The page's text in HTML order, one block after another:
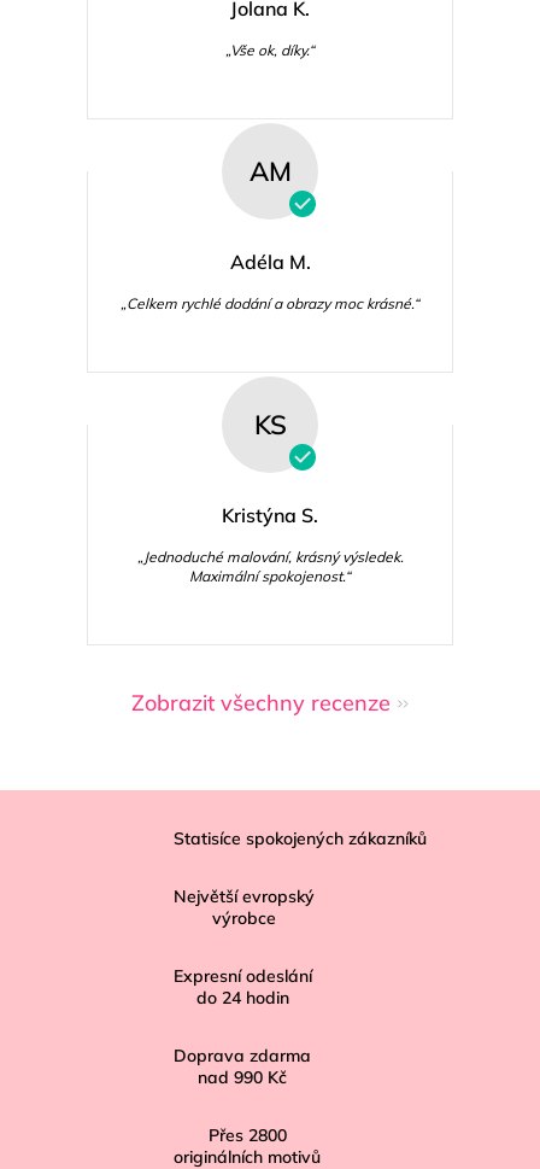
Jolana K.
„Vše ok, díky.“
AM
Adéla M.
„Celkem rychlé dodání a obrazy moc krásné.“
KS
Kristýna S.
„Jednoduché malování, krásný výsledek.
Maximální spokojenost.“
Zobrazit všechny recenze
Statisíce spokojených zákazníků
Největší evropský
výrobce
Expresní odeslání
do 24 hodin
Doprava zdarma
nad 990 Kč
Přes 2800
originálních motivů